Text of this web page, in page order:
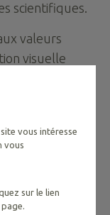
scientifiques.
valeurs
visuelle